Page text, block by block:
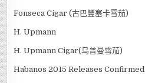
Fonseca Cigar (古巴豐塞卡雪茄)
H. Upmann
H. Upmann Cigar(乌普曼雪茄)
Habanos 2015 Releases Confirmed